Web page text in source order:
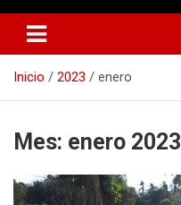
Réplica
Inicio 2023 enero
Mes: enero 2023